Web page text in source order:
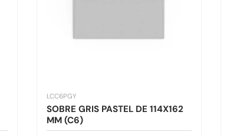
LCC6PGY
SOBRE GRIS PASTEL DE 114X162
MM (C6)